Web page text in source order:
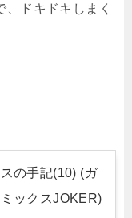
ドキドキしまく
の手記(10) (ガ
ックスJOKER)